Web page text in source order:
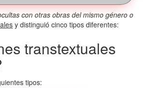
con otras obrasdel mismo género o
y distinguió cinco tipos diferentes:
transtextuales
tipos: